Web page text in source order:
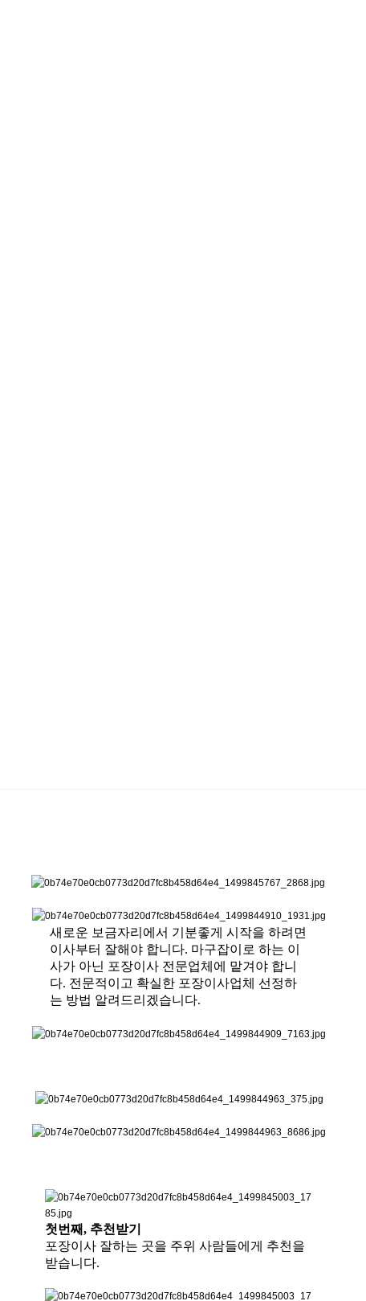
새로운 보금자리에서 기분좋게 시작을 하려면
이사부터 잘해야 합니다. 마구잡이로 하는 이
사가 아닌 포장이사 전문업체에 맡겨야 합니
다. 전문적이고 확실한 포장이사업체 선정하
는 방법 알려드리겠습니다.
첫번째, 추천받기
포장이사 잘하는 곳을 주위 사람들에게 추천을
받습니다.